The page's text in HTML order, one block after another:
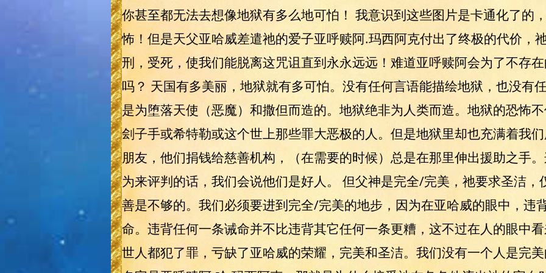
你甚至都无法去想像地狱有多么地可怕！ 我意识到这些图片是卡通化了的
怖！但是天父亚哈威差遣祂的爱子亚呼赎阿.玛西阿克付出了终极的代价，
刑，受死，使我们能脱离这咒诅直到永永远远！难道亚呼赎阿会为了不存
吗？ 天国有多美丽，地狱就有多可怕。没有任何言语能描绘地狱，也没有
是为堕落天使（恶魔）和撒但而造的。地狱绝非为人类而造。地狱的恐怖
刽子手或希特勒或这个世上那些罪大恶极的人。但是地狱里却也充满着我
朋友，他们捐钱给慈善机构，（在需要的时候）总是在那里伸出援助之手
为来评判的话，我们会说他们是好人。 但父神是完全/完美，祂要求圣洁，
善是不够的。我们必须要进到完全/完美的地步，因为在亚哈威的眼中，违
命。违背任何一条诫命并不比违背其它任何一条更糟，这不过在人的眼中
世人都犯了罪，亏缺了亚哈威的荣耀，完美和圣洁。我们没有一个人是完